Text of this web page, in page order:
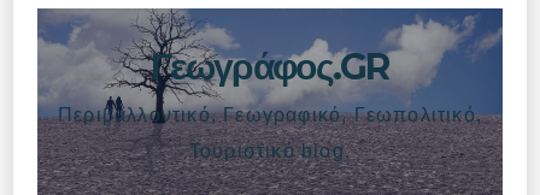
Γεωγράφος.GR
Περιβαλλοντικό, Γεωγραφικό, Γεωπολιτικό,
Τουριστικό blog.